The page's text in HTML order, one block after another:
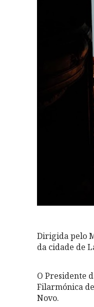
Dirigida pelo
da cidade de
O Presidente
Filarmónica
Novo.